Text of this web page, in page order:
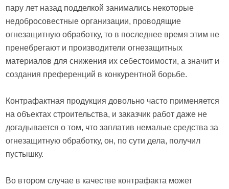
пару лет назад подделкой занимались некоторые
недобросовестные организации, проводящие
огнезащитную обработку, то в последнее время этим не
пренебрегают и производители огнезащитных
материалов для снижения их себестоимости, а значит и
создания преференций в конкурентной борьбе.
Контрафактная продукция довольно часто применяется
на объектах строительства, и заказчик работ даже не
догадывается о том, что заплатив немалые средства за
огнезащитную обработку, он, по сути дела, получил
пустышку.
Во втором случае в качестве контрафакта может